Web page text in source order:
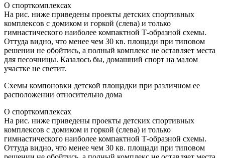
О спорткомплексах
На рис. ниже приведены проекты детских спортивных
комплексов с домиком и горкой (слева) и только
гимнастического наиболее компактной Т-образной схемы.
Оттуда видно, что менее чем 30 кв. площади при типовом
решении не обойтись, а полный комплекс не оставляет места
для песочницы. Казалось бы, домашний спорт на малом
участке не светит.
Схемы компоновки детской площадки при различном ее
расположении относительно дома
О спорткомплексах
На рис. ниже приведены проекты детских спортивных
комплексов с домиком и горкой (слева) и только
гимнастического наиболее компактной Т-образной схемы.
Оттуда видно, что менее чем 30 кв. площади при типовом